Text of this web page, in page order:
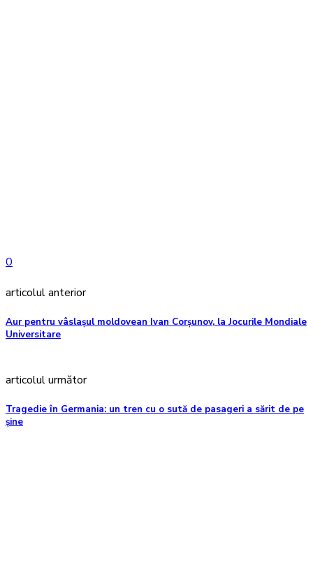
0
articolul anterior
Aur pentru vâslașul moldovean Ivan Corșunov, la Jocurile Mondiale
Universitare
articolul următor
Tragedie în Germania: un tren cu o sută de pasageri a sărit de pe
șine